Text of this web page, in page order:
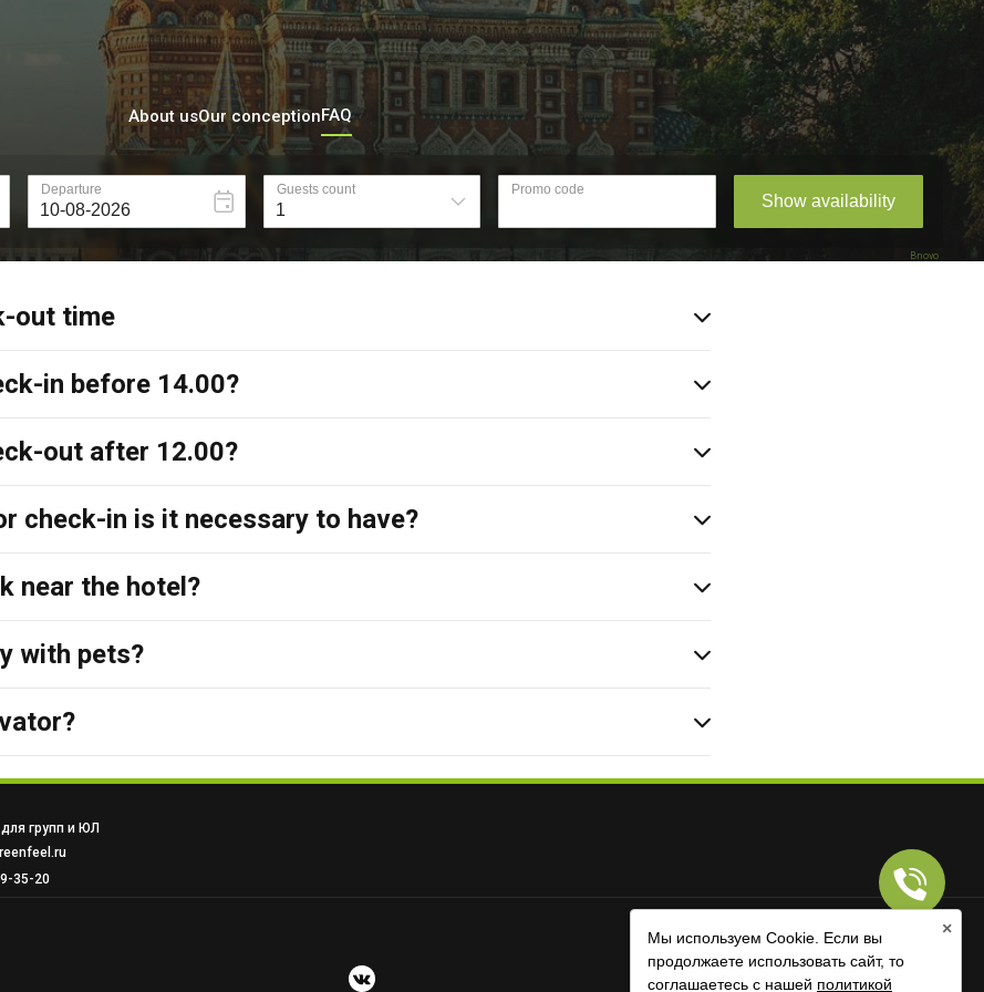
About usOur conceptionFAQ
Bnovo
out time
in before 14.00?
out after 12.00?
check-in is it necessary to have?
near the hotel?
with pets?
групп и ЮЛ
35-20
RUS
×
Мы используем Cookie. Если вы
продолжаете использовать сайт, то
соглашаетесь с нашей политикой